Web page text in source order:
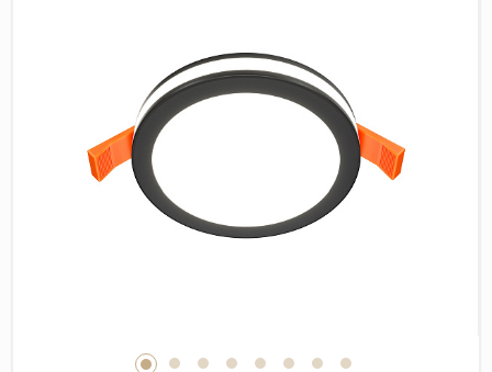
Мрамор
Дерево
Камень
Поверхность